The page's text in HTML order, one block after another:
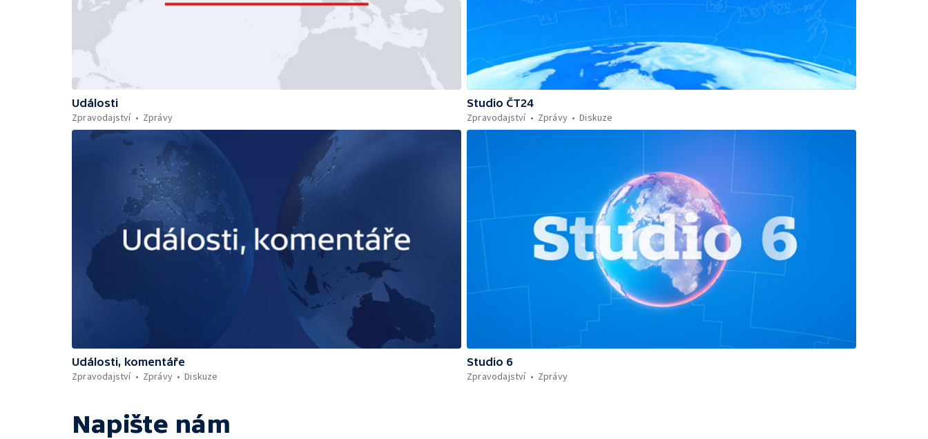
Události
Zpravodajství
Zprávy
Studio ČT24
Zpravodajství
Zprávy Diskuze
Události, komentáře
Zpravodajství
Zprávy Diskuze
Studio 6
Zpravodajství
Zprávy
Napište nám